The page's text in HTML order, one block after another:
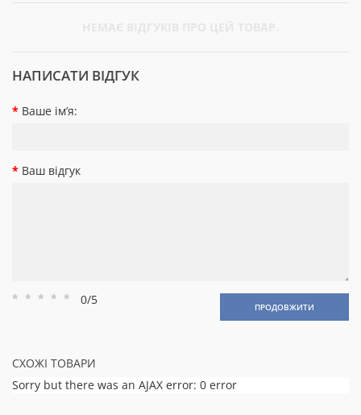
НАПИСАТИ ВІДГУК
Ваше ім’я:
Ваш відгук
Рейтинг
Рейтинг
Рейтинг
Рейтинг
Рейтинг
0/5 ПРОДОВЖИТИ
СХОЖІ ТОВАРИ
Sorry but there was an AJAX error: 0 error